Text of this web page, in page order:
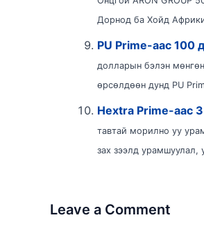
Дорнод ба Хойд
PU Prime-аас 100
долларын бэлэн
өрсөлдөөн дунд PU
Hextra Prime-аас
тавтай морилно уу
зах зээлд урамшуулал,
Leave a Comment